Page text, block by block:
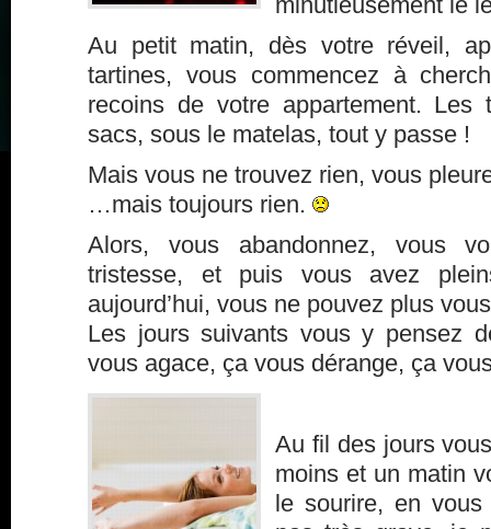
Au petit matin, dès votre réveil,
tartines, vous commencez à
recoins de votre appartement. Les
sacs, sous le matelas, tout y passe !
Mais vous ne trouvez rien, vous
…mais toujours rien.
Alors, vous abandonnez, vous
tristesse, et puis vous avez
aujourd’hui, vous ne pouvez plus
Les jours suivants vous y pensez
vous agace, ça vous dérange, ça
Au fil des jours
moins et un matin
le sourire, en vous